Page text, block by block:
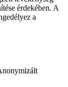
érdekében. A
a